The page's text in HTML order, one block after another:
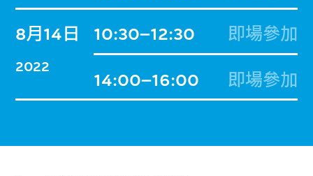
8月14日
2022
10:30–12:30 即場參加
14:00–16:00 即場參加